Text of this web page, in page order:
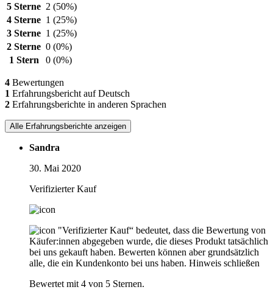
5 Sterne 2 (50%)
4 Sterne 1 (25%)
3 Sterne 1 (25%)
2 Sterne 0 (0%)
1 Stern
0 (0%)
4 Bewertungen
1 Erfahrungsbericht auf Deutsch
2 Erfahrungsberichte in anderen Sprachen
Alle Erfahrungsberichte anzeigen
Sandra
30. Mai 2020
Verifizierter Kauf
"Verifizierter Kauf“ bedeutet, dass die Bewertung von
Käufer:innen abgegeben wurde, die dieses Produkt tatsächlich
bei uns gekauft haben. Bewerten können aber grundsätzlich
alle, die ein Kundenkonto bei uns haben. Hinweis schließen
Bewertet mit 4 von 5 Sternen.